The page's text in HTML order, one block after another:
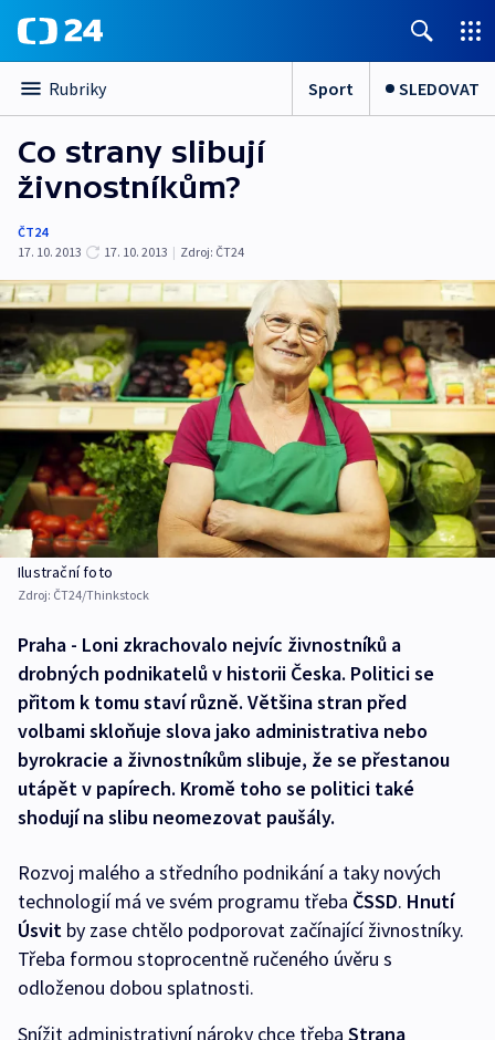
Rubriky Sport SLEDOVAT
Co strany slibují
živnostníkům?
ČT24
17. 10. 2013
17. 10. 2013 | Zdroj: ČT24
Ilustrační foto
Zdroj: ČT24/Thinkstock
Praha - Loni zkrachovalo nejvíc živnostníků a
drobných podnikatelů v historii Česka. Politici se
přitom k tomu staví různě. Většina stran před
volbami skloňuje slova jako administrativa nebo
byrokracie a živnostníkům slibuje, že se přestanou
utápět v papírech. Kromě toho se politici také
shodují na slibu neomezovat paušály.
Rozvoj malého a středního podnikání a taky nových
technologií má ve svém programu třeba ČSSD. Hnutí
Úsvit by zase chtělo podporovat začínající živnostníky.
Třeba formou stoprocentně ručeného úvěru s
odloženou dobou splatnosti.
Snížit administrativní nároky chce třeba Strana